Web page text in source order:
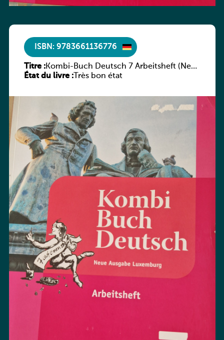
ISBN: 9783661136776
Titre :Kombi-Buch Deutsch 7 Arbeitsheft (Neue
Ausgabe Luxemburg)
État du livre :Très bon état